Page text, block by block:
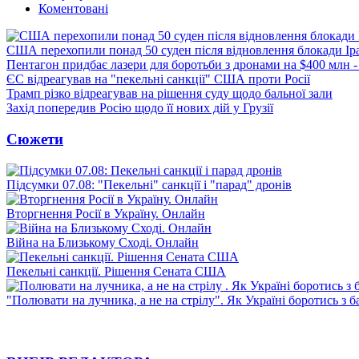
Коментовані
США перехопили понад 50 суден після відновлення блокади
Пентагон придбає лазери для боротьби з дронами на $400 млн
ЄС відреагував на "пекельні санкції" США проти Росії
Трамп різко відреагував на рішення суду щодо бальної зали
Захід попередив Росію щодо її нових дій у Грузії
Сюжети
Підсумки 07.08: "Пекельні" санкції і "парад" дронів
Вторгнення Росії в Україну. Онлайн
Війна на Близькому Сході. Онлайн
Пекельні санкції. Рішення Сената США
"Полювати на лучника, а не на стрілу". Як Україні боротись з